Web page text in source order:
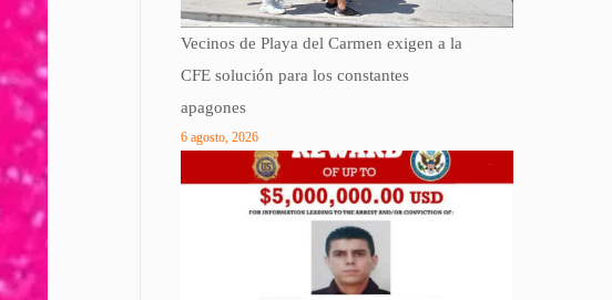
Vecinos de Playa del Carmen exigen a la
CFE solución para los constantes
apagones
6 agosto, 2026